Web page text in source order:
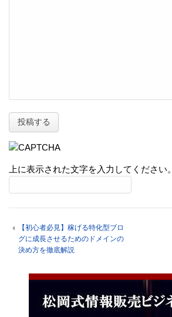
上に表示された文字を入力してください。
【初心者必見】稼げる特化型ブロ
グに成長させるためのドメインの
決め方を徹底解説